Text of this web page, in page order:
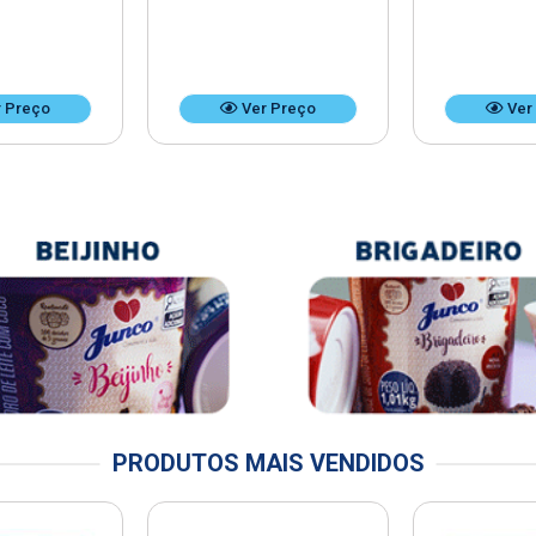
Preço Ver Preço
PRODUTOS MAIS VENDIDOS